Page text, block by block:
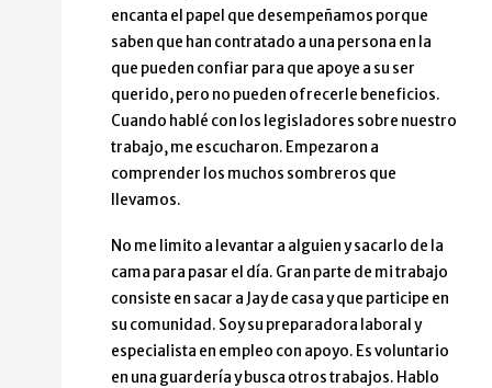
encanta el papel que desempeñamos porque
saben que han contratado a una persona en la
que pueden confiar para que apoye a su ser
querido, pero no pueden ofrecerle beneficios.
Cuando hablé con los legisladores sobre nuestro
trabajo, me escucharon. Empezaron a
comprender los muchos sombreros que
llevamos.
No me limito a levantar a alguien y sacarlo de la
cama para pasar el día. Gran parte de mi trabajo
consiste en sacar a Jay de casa y que participe en
su comunidad. Soy su preparadora laboral y
especialista en empleo con apoyo. Es voluntario
en una guardería y busca otros trabajos. Hablo